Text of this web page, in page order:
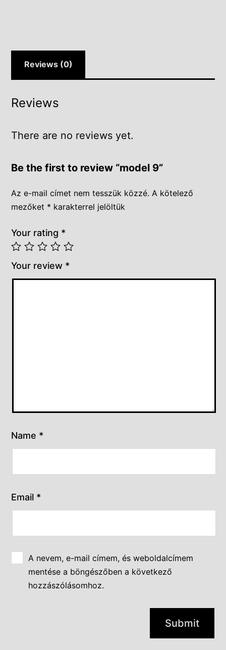
Reviews (0)
Reviews
There are no reviews yet.
Be the first to review “model 9”
Az e-mail címet nem tesszük közzé. A kötelező
mezőket * karakterrel jelöltük
Your rating *
Your review *
Name *
Email *
A nevem, e-mail címem, és weboldalcímem
mentése a böngészőben a következő
hozzászólásomhoz.